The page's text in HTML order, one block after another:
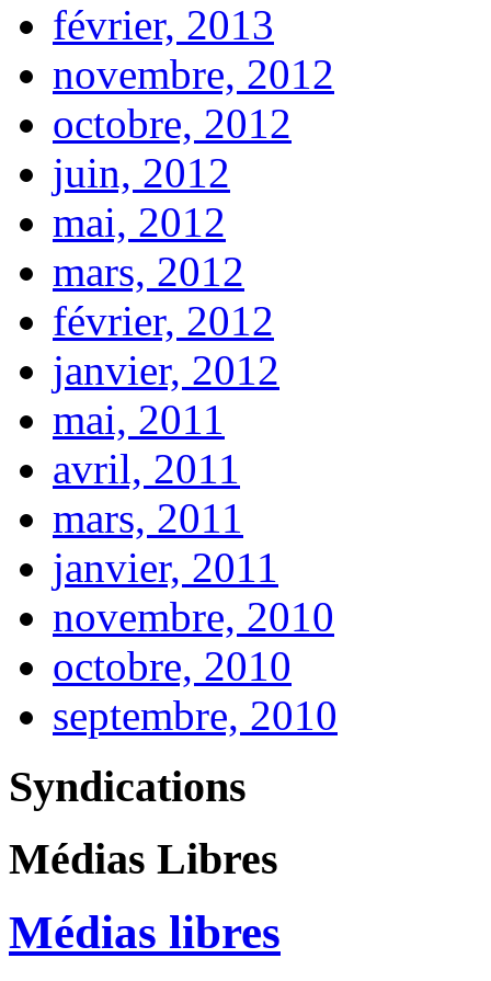
février, 2013
novembre, 2012
octobre, 2012
juin, 2012
mai, 2012
mars, 2012
février, 2012
janvier, 2012
mai, 2011
avril, 2011
mars, 2011
janvier, 2011
novembre, 2010
octobre, 2010
septembre, 2010
Syndications
Médias Libres
Médias libres